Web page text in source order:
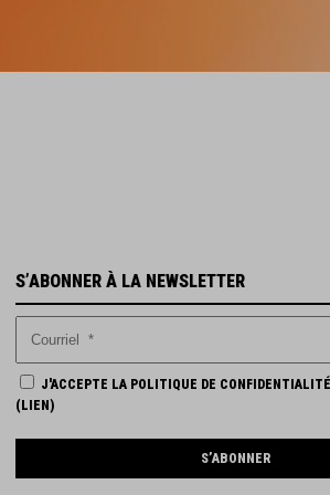
S’ABONNER À LA NEWSLETTER
J'ACCEPTE LA POLITIQUE DE
(LIEN)